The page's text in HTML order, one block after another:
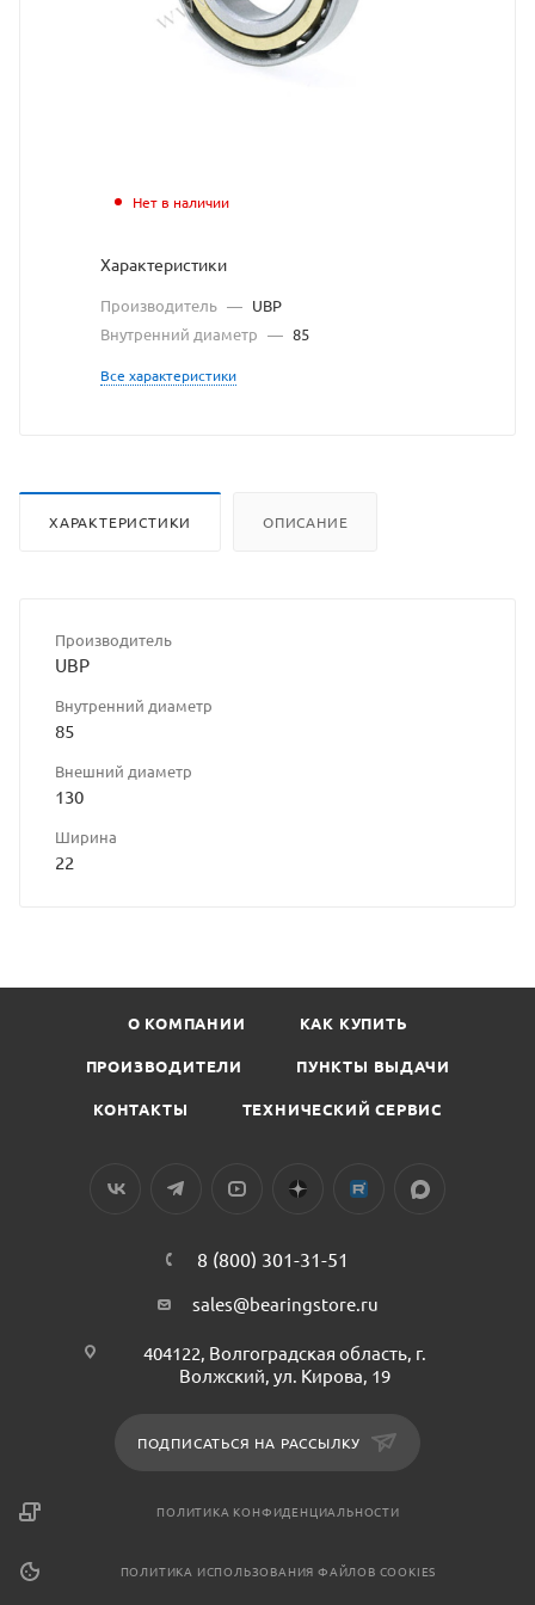
сайта
https://
без
владельца
сайта
Нет в наличии
Характеристики
Производитель — UBP
Внутренний диаметр — 85
Все характеристики
ХАРАКТЕРИСТИКИ ОПИСАНИЕ
Производитель
UBP
Внутренний диаметр
85
Внешний диаметр
130
Ширина
22
О КОМПАНИИ КАК КУПИТЬ
ПРОИЗВОДИТЕЛИ ПУНКТЫ ВЫДАЧИ
КОНТАКТЫ ТЕХНИЧЕСКИЙ СЕРВИС
8 (800) 301-31-51
sales@bearingstore.ru
404122, Волгоградская область, г.
Волжский, ул. Кирова, 19
ПОДПИСАТЬСЯ НА РАССЫЛКУ
ПОЛИТИКА КОНФИДЕНЦИАЛЬНОСТИ
ПОЛИТИКА ИСПОЛЬЗОВАНИЯ ФАЙЛОВ COOKIES